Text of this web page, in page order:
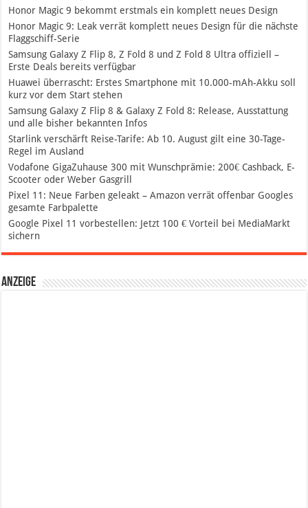
Honor Magic 9 bekommt erstmals ein komplett neues Design
Honor Magic 9: Leak verrät komplett neues Design für die nächste
Flaggschiff-Serie
Samsung Galaxy Z Flip 8, Z Fold 8 und Z Fold 8 Ultra offiziell –
Erste Deals bereits verfügbar
Huawei überrascht: Erstes Smartphone mit 10.000-mAh-Akku soll
kurz vor dem Start stehen
Samsung Galaxy Z Flip 8 & Galaxy Z Fold 8: Release, Ausstattung
und alle bisher bekannten Infos
Starlink verschärft Reise-Tarife: Ab 10. August gilt eine 30-Tage-
Regel im Ausland
Vodafone GigaZuhause 300 mit Wunschprämie: 200€ Cashback, E-
Scooter oder Weber Gasgrill
Pixel 11: Neue Farben geleakt – Amazon verrät offenbar Googles
gesamte Farbpalette
Google Pixel 11 vorbestellen: Jetzt 100 € Vorteil bei MediaMarkt
sichern
Anzeige